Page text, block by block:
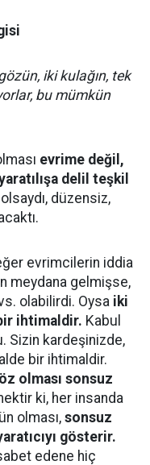
iki kulağın, tek
bu mümkün
evrime değil,
delil teşkil
düzensiz,
evrimcilerin iddia
meydana gelmişse,
olabilirdi. Oysa iki
ihtimaldir. Kabul
Sizin kardeşinizde,
bir ihtimaldir.
olması sonsuz
ki, her insanda
olması,sonsuz
gösterir.
edene hiç